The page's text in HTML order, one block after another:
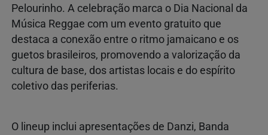
Pelourinho. A celebração marca o Dia Nacional da
Música Reggae com um evento gratuito que
destaca a conexão entre o ritmo jamaicano e os
guetos brasileiros, promovendo a valorização da
cultura de base, dos artistas locais e do espírito
coletivo das periferias.
O lineup inclui apresentações de Danzi, Banda